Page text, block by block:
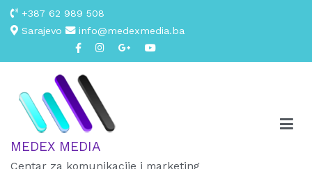
+387 62 989 508
Sarajevo
info@medexmedia.ba
MEDEX MEDIA
Centar za komunikacije i marketing